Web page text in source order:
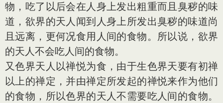
物，吃了以后会在人身上发出粗重而且臭秽的味
道，欲界的天人闻到人身上所发出臭秽的味道尚
且远离，更何况食用人间的食物。所以说，欲界
的天人不会吃人间的食物。
又色界天人以禅悦为食，由于生色界天要有初禅
以上的禅定，并由禅定所发起的禅悦来作为他们
的食物，所以色界的天人不需要吃人间的食物。